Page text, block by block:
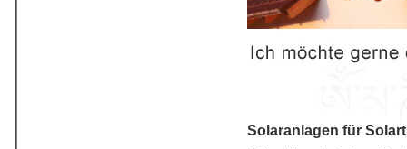
Solaranlagen für